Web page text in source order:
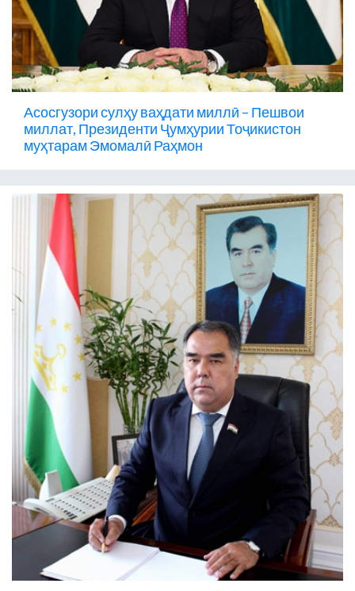
Асосгузори сулҳу ваҳдати миллӣ – Пешвои
миллат, Президенти Ҷумҳурии Тоҷикистон
муҳтарам Эмомалӣ Раҳмон